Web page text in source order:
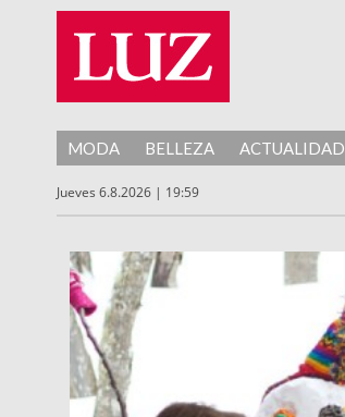
MODA BELLEZA ACTUALIDAD
Jueves 6.8.2026 | 19:59